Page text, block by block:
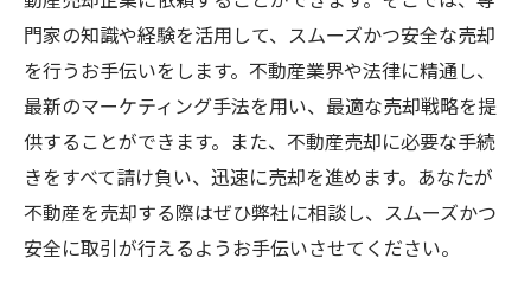
門家の知識や経験を活用して、スムーズかつ安全な売却
を行うお手伝いをします。不動産業界や法律に精通し、
最新のマーケティング手法を用い、最適な売却戦略を提
供することができます。また、不動産売却に必要な手続
きをすべて請け負い、迅速に売却を進めます。あなたが
不動産を売却する際はぜひ弊社に相談し、スムーズかつ
安全に取引が行えるようお手伝いさせてください。